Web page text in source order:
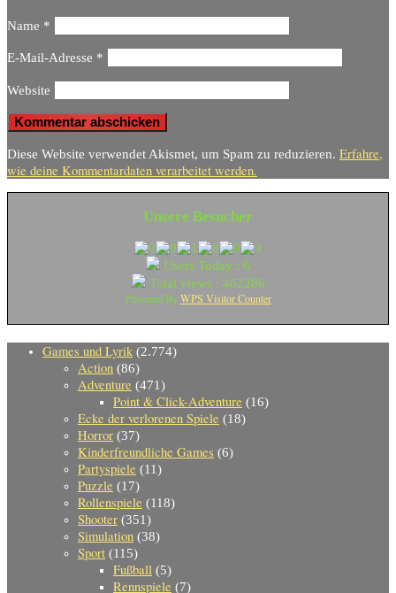
Name *
E-Mail-Adresse *
Website
Diese Website verwendet Akismet, um Spam zu reduzieren. Erfahre,
wie deine Kommentardaten verarbeitet werden.
Unsere Besucher
Users Today : 6
Total views : 462286
Powered By WPS Visitor Counter
Games und Lyrik (2.774)
Action (86)
Adventure (471)
Point & Click-Adventure (16)
Ecke der verlorenen Spiele (18)
Horror (37)
Kinderfreundliche Games (6)
Partyspiele (11)
Puzzle (17)
Rollenspiele (118)
Shooter (351)
Simulation (38)
Sport (115)
Fußball (5)
Rennspiele (7)